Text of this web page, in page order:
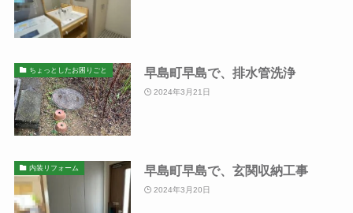
ちょっとしたお困りごと 早島町早島で、排水管洗浄
2024年3月21日
内装リフォーム 早島町早島で、玄関収納工事
2024年3月20日